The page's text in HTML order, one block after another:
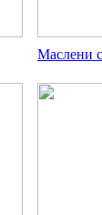
Маслени